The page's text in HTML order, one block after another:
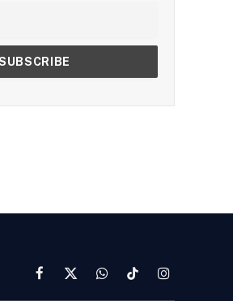
Facebook
X
WhatsAppTikTokInstagram